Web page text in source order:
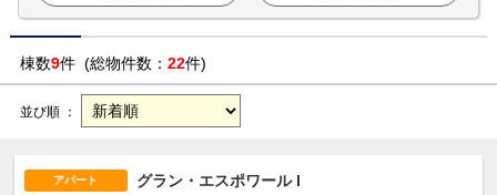
棟数9件 (総物件数： 22件)
並び順 ：
アパート グラン・エスポワール I